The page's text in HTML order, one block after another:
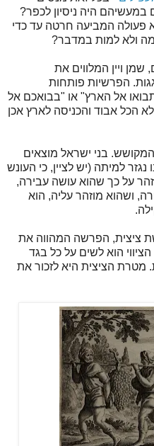
במעשיהם היה ניסיון לכפר?
פעולה המביעה חרטה עד כדי
ולא למות במדבר?
ויין המלווים את
הפרשיות פותחות
אל הארץ" או "בבואכם אל
הכל אבוד והכניסה לארץ אכן
בני ישראל מוצאים
למיתה (יש לציין, כי העונש
על כך שהוא עושה עבירה,
ושהוא מוזהר עליה, הוא
ציצית, הפרשה המהווה את
הוא לשים על כל בגד
מטרת הציצית היא לזכור את